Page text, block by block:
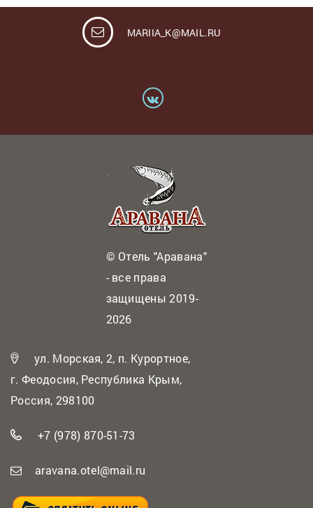
MARIIA_K@MAIL.RU
© Отель "Аравана"
- все права
защищены 2019-
2026
ул. Морская, 2, п. Курортное,
г. Феодосия, Республика Крым,
Россия, 298100
+7 (978) 870-51-73
aravana.otel@mail.ru